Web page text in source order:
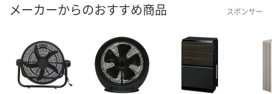
メーカーからのおすすめ商品 スポンサー